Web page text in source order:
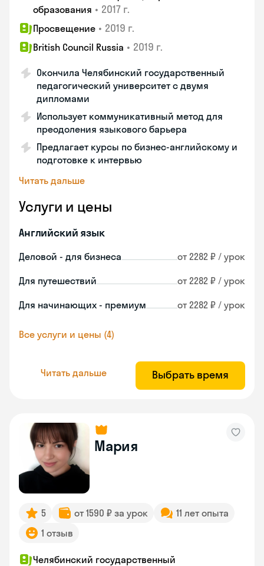
образования • 2017 г.
Просвещение • 2019 г.
British Council Russia • 2019 г.
Окончила Челябинский государственный
педагогический университет с двумя
дипломами
Использует коммуникативный метод для
преодоления языкового барьера
Предлагает курсы по бизнес-английскому и
подготовке к интервью
Читать дальше
Услуги и цены
Английский язык
Деловой - для бизнеса от 2282 ₽ / урок
Для путешествий от 2282 ₽ / урок
Для начинающих - премиум от 2282 ₽ / урок
Все услуги и цены (4)
Читать дальше Выбрать время
Мария
5 от 1590 ₽ за урок
11 лет опыта
1 отзыв
Челябинский государственный